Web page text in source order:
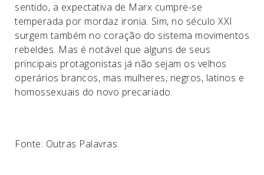
sentido, a expectativa de Marx cumpre-se
temperada por mordaz ironia. Sim, no século XXI
surgem também no coração do sistema movimentos
rebeldes. Mas é notável que alguns de seus
principais protagonistas já não sejam os velhos
operários brancos, mas mulheres, negros, latinos e
homossexuais do novo precariado.
Fonte: Outras Palavras.